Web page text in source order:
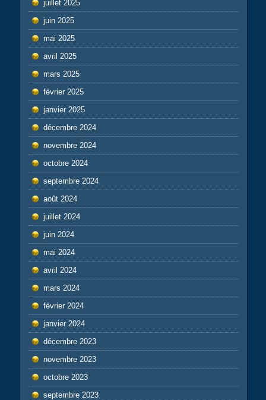
juillet 2025
juin 2025
mai 2025
avril 2025
mars 2025
février 2025
janvier 2025
décembre 2024
novembre 2024
octobre 2024
septembre 2024
août 2024
juillet 2024
juin 2024
mai 2024
avril 2024
mars 2024
février 2024
janvier 2024
décembre 2023
novembre 2023
octobre 2023
septembre 2023